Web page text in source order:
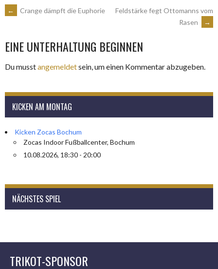
ARTIKEL-
NAVIGATION
← Crange dämpft die Euphorie
Feldstärke fegt Ottomanns vom
Rasen
→
EINE UNTERHALTUNG BEGINNEN
Du musstangemeldetsein, um einen Kommentar abzugeben.
KICKEN AM MONTAG
Kicken Zocas Bochum
Zocas Indoor Fußballcenter, Bochum
10.08.2026, 18:30 - 20:00
NÄCHSTES SPIEL
TRIKOT-SPONSOR